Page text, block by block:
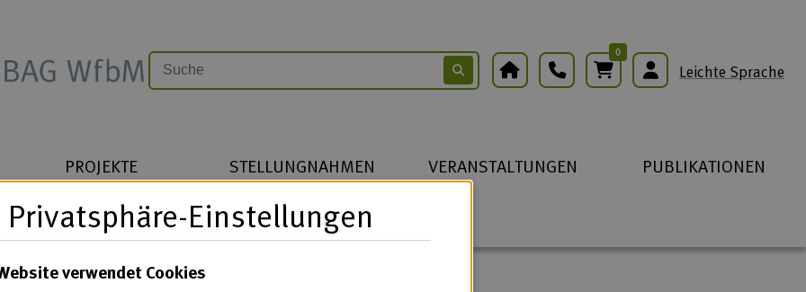
Warenkorb
0
Leichte Sprache
PROJEKTE STELLUNGNAHMEN VERANSTALTUNGEN
PUBLIKATIONEN
Privatsphäre-Einstellungen
verwendet Cookies